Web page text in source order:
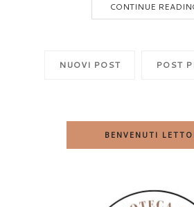
CONTINUE
NUOVI POST POST
BENVENUTI